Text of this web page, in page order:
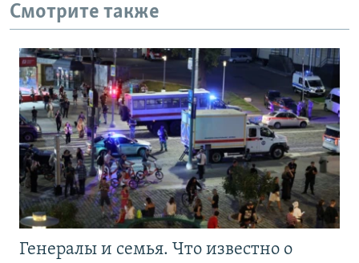
Смотрите также
Генералы и семья. Что известно о